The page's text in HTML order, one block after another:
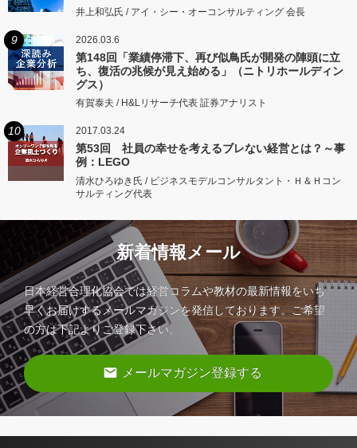
井上和弘氏 / アイ・シー・オーコンサルティング 会長
9 2026.03.6
第148回「業績停滞下、再び似鳥氏が開発の陣頭に立
ち、復活の兆候が見え始める」（ニトリホールディン
グス）
有賀泰夫 / H&Lリサーチ代表 証券アナリスト
10 2017.03.24
第53回 社員の幸せを考えるブレない経営とは？～事
例：LEGO
清水ひろゆき氏 / ビジネスモデルコンサルタント・Ｈ＆Ｈコン
サルティング代表
新着情報メール
日本経営合理化協会では経営コラムや教材の最新情報をいち
早くお届けするメールマガジンを発信しております。ご希望
の方は下記よりご登録下さい。
email メールマガジン登録する